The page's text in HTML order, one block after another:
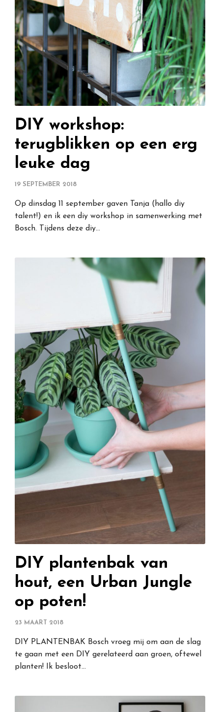
DIY workshop:
terugblikken op een erg
leuke dag
19 SEPTEMBER 2018
Op dinsdag 11 september gaven Tanja (hallo diy
talent!) en ik een diy workshop in samenwerking met
Bosch. Tijdens deze diy…
DIY plantenbak van
hout, een Urban Jungle
op poten!
23 MAART 2018
DIY PLANTENBAK Bosch vroeg mij om aan de slag
te gaan met een DIY gerelateerd aan groen, oftewel
planten! Ik besloot…